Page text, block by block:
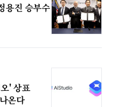
용진 승부수
' 상표
온다